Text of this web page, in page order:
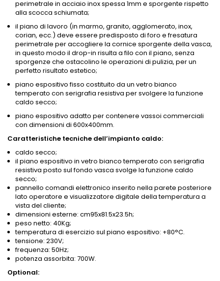
perimetrale in acciaio inox spessa 1mm e sporgente rispetto
alla scocca schiumata;
il piano di lavoro (in marmo, granito, agglomerato, inox,
corian, ecc.) deve essere predisposto di foro e fresatura
perimetrale per accogliere la cornice sporgente della vasca,
in questo modo il drop-in risulta a filo con il piano, senza
sporgenze che ostacolino le operazioni di pulizia, per un
perfetto risultato estetico;
piano espositivo fisso costituito da un vetro bianco
temperato con serigrafia resistiva per svolgere la funzione
caldo secco;
piano espositivo adatto per contenere vassoi commerciali
con dimensioni di 600x400mm.
Caratteristiche tecniche dell’impianto caldo:
caldo secco;
il piano espositivo in vetro bianco temperato con serigrafia
resistiva posto sul fondo vasca svolge la funzione caldo
secco;
pannello comandi elettronico inserito nella parete posteriore
lato operatore e visualizzatore digitale della temperatura a
vista del cliente;
dimensioni esterne: cm95x81.5x23.5h;
peso netto: 40Kg;
temperatura di esercizio sul piano espositivo: +80°C.
tensione: 230V;
frequenza: 50Hz;
potenza assorbita: 700W.
Optional: